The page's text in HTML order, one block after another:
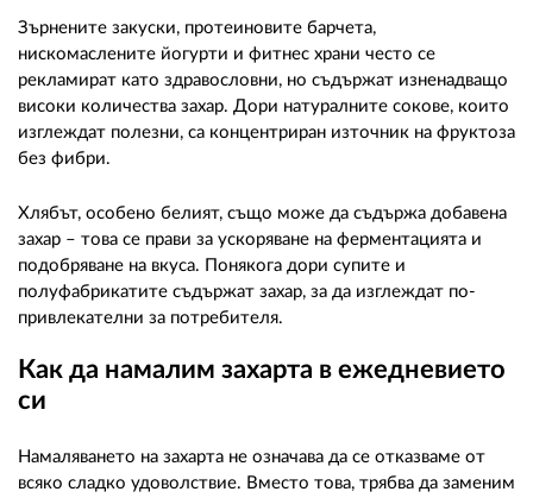
Зърнените закуски, протеиновите барчета,
нискомаслените йогурти и фитнес храни често се
рекламират като здравословни, но съдържат изненадващо
високи количества захар. Дори натуралните сокове, които
изглеждат полезни, са концентриран източник на фруктоза
без фибри.
Хлябът, особено белият, също може да съдържа добавена
захар – това се прави за ускоряване на ферментацията и
подобряване на вкуса. Понякога дори супите и
полуфабрикатите съдържат захар, за да изглеждат по-
привлекателни за потребителя.
Как да намалим захарта в ежедневието
си
Намаляването на захарта не означава да се отказваме от
всяко сладко удоволствие. Вместо това, трябва да заменим